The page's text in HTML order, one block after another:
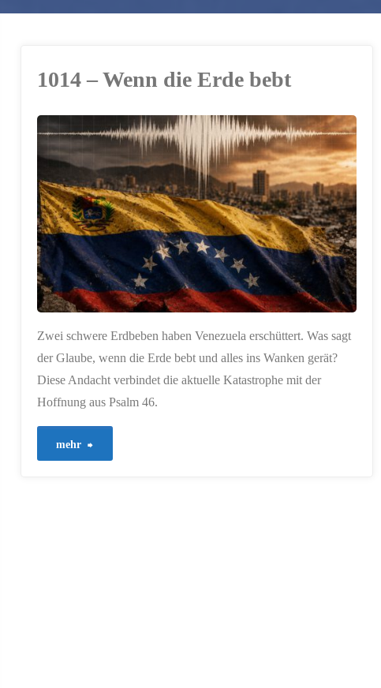
1014 – Wenn die Erde bebt
Zwei schwere Erdbeben haben Venezuela erschüttert. Was sagt
der Glaube, wenn die Erde bebt und alles ins Wanken gerät?
Diese Andacht verbindet die aktuelle Katastrophe mit der
Hoffnung aus Psalm 46.
mehr "1014